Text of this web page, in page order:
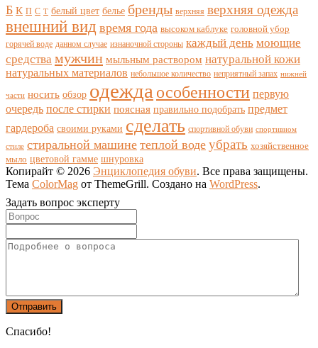
Б К П С Т белый цвет белье бренды верхняя верхняя одежда
внешний вид время года высоком каблуке головной убор
горячей воде данном случае изнаночной стороны каждый день моющие
средства мужчин мыльным раствором натуральной кожи
натуральных материалов небольшое количество неприятный запах нижней
части носить обзор одежда особенности первую
очередь после стирки поясная правильно подобрать предмет
гардероба своими руками сделать спортивной обуви спортивном
стиле стиральной машине теплой воде убрать хозяйственное
мыло цветовой гамме шнуровка
Копирайт © 2026 Энциклопедия обуви. Все права защищены.
Тема ColorMag от ThemeGrill. Создано на WordPress.
Задать вопрос эксперту
Спасибо!